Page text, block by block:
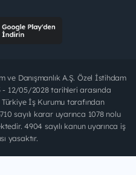
ve Danışmanlık A.Ş. Özel İstihdam
12/05/2028 tarihleri arasında
İş Kurumu tarafından
sayılı karar uyarınca 1078 nolu
4904 sayılı kanun uyarınca iş
yasaktır.